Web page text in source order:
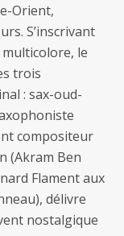
Orient,
S’inscrivant
le
trois
: sax-oud-
compositeur
(Akram Ben
Flament aux
délivre
nostalgique